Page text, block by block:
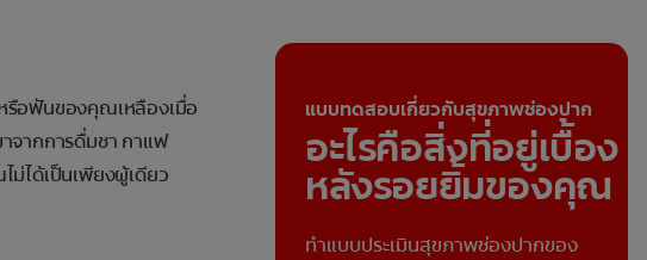
รือฟันของคุณเหลืองเมื่อ
จากการดื่มชา กาแฟ
ม่ได้เป็นเพียงผู้เดียว
แบบทดสอบเกี่ยวกับสุขภาพช่องปาก
อะไรคือสิ่งที่อยู่เบื้อง
หลังรอยยิ้มของคุณ
ทำแบบประเมินสุขภาพช่องปากของ